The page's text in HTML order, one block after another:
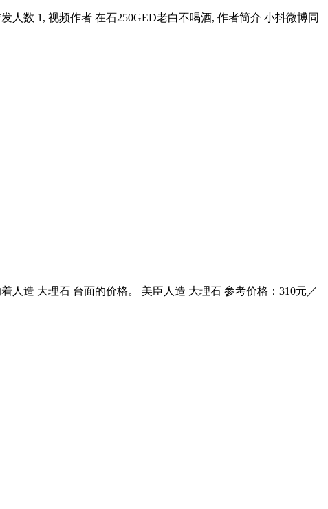
人数 1, 视频作者 在石250GED老白不喝酒, 作者简介 小抖微博同
人造 大理石 台面的价格。 美臣人造 大理石 参考价格：310元／